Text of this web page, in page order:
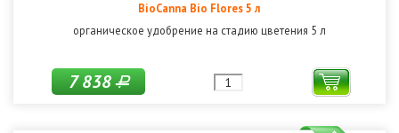
BioCanna Bio Flores 5 л
органическое удобрение на стадию цветения 5 л
7 838Р